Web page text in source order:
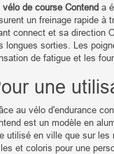
vélo de course Contend a
un freinage rapide à
connect et sa direction
longues sorties. Les
de fatigue et les
une
au vélo d'endurance
est un modèle en
utilisé en ville que sur les
et coloris pour une